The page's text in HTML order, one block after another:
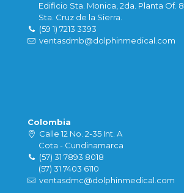
Edificio Sta. Monica, 2da. Planta Of. 8
Sta. Cruz de la Sierra.
(59 1) 7213 3393
ventasdmb@dolphinmedical.com
Colombia
Calle 12 No. 2-35 Int. A
Cota - Cundinamarca
(57) 31 7893 8018
(57) 31 7403 6110
ventasdmc@dolphinmedical.com